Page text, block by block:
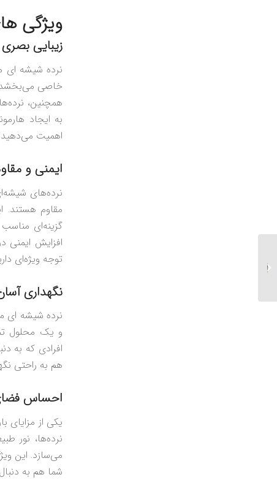
ویژگی‌
زیبایی
نرده شیشه‌ ای
خاصی می‌بخشد.
همچنین،
به ایجاد
اهمیت
ایمنی و
نرده‌های
مقاوم هستند.
گزینه‌ای
افزایش
توجه ویژه‌ای
نگهداری
نرده شیشه‌ ای
و یک محلول
افرادی که به
هم به راحتی
احساس
یکی از مزایای
نرده‌ها، نور
می‌سازد. این
شما هم به